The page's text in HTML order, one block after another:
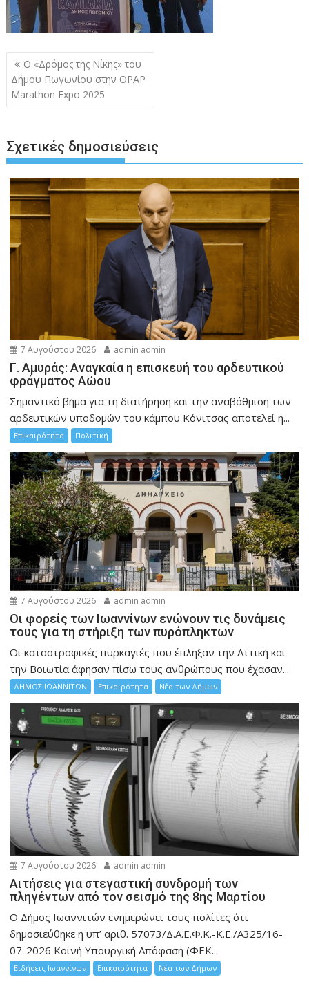
Πλοήγηση
άρθρων
Ο «Δρόμος της Νίκης» του
Δήμου Πωγωνίου στην OPAP
Marathon Expo 2025
Σχετικές δημοσιεύσεις
7 Αυγούστου 2026 admin admin
Γ. Αμυράς: Αναγκαία η επισκευή του αρδευτικού
φράγματος Αώου
Σημαντικό βήμα για τη διατήρηση και την αναβάθμιση των
αρδευτικών υποδομών του κάμπου Κόνιτσας αποτελεί η...
Επικαιρότητα Πολιτική
7 Αυγούστου 2026 admin admin
Οι φορείς των Ιωαννίνων ενώνουν τις δυνάμεις
τους για τη στήριξη των πυρόπληκτων
Οι καταστροφικές πυρκαγιές που έπληξαν την Αττική και
την Bοιωτία άφησαν πίσω τους ανθρώπους που έχασαν...
ΔΗΜΟΣ ΙΩΑΝΝΙΤΩΝ Επικαιρότητα Νέα των Δήμων
7 Αυγούστου 2026 admin admin
Αιτήσεις για στεγαστική συνδρομή των
πληγέντων από τον σεισμό της 8ης Μαρτίου
Ο Δήμος Ιωαννιτών ενημερώνει τους πολίτες ότι
δημοσιεύθηκε η υπ’ αριθ. 57073/Δ.Α.Ε.Φ.Κ.-Κ.Ε./Α325/16-
07-2026 Κοινή Υπουργική Απόφαση (ΦΕΚ...
Ειδήσεις Ιωαννίνων Επικαιρότητα Νέα των Δήμων